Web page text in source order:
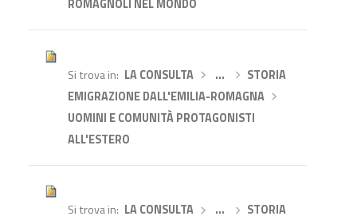
ROMAGNOLI NEL MONDO
Si trova in LA CONSULTA› …
STORIA
EMIGRAZIONE DALL'EMILIA-ROMAGNA›
UOMINI E COMUNITÀ PROTAGONISTI
ALL'ESTERO
Si trova in LA CONSULTA› …
STORIA